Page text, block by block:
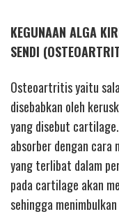
KEGUNAAN ALGA
SENDI
Osteoartritis yaitu
disebabkan oleh
yang disebut
absorber dengan cara
yang terlibat dalam
pada cartilage akan
sehingga